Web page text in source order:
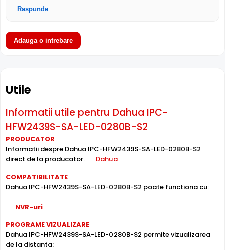
a€¢ Previne reflexia picaturilor de ploaie si nu atrage
Pana la 98% acuratete noaptea
a€¢ Permite inregistratoarelor, ce au functia SMD Plus, sa
evenimentelor generate de oameni sau masini
Raspunde
Adauga o intrebare
Utile
Informatii utile pentru Dahua IPC-
HFW2439S-SA-LED-0280B-S2
PRODUCATOR
Informatii despre Dahua IPC-HFW2439S-SA-LED-0280B-S2
direct de la producator.
Dahua
COMPATIBILITATE
Dahua IPC-HFW2439S-SA-LED-0280B-S2 poate functiona cu:
NVR-uri
PROGRAME VIZUALIZARE
Dahua IPC-HFW2439S-SA-LED-0280B-S2 permite vizualizarea
de la distanta: